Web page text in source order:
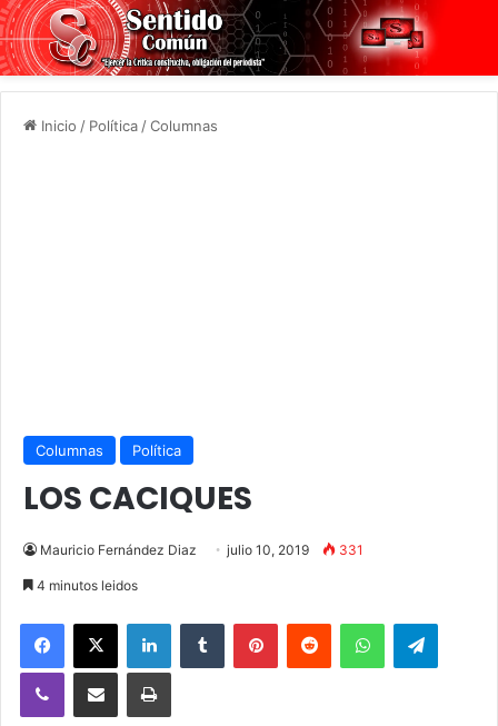
Inicio / Política /Columnas
Columnas Política
LOS CACIQUES
Mauricio Fernández Diaz julio 10, 2019 331
4 minutos leidos
Facebook
X LinkedInTumblr PinterestReddit WhatsApp
Viber Compartir vía email Imprimir